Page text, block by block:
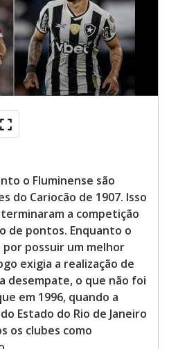
o Fluminense são
do Cariocão de 1907. Isso
a competição
de pontos. Enquanto o
por possuir um melhor
exigia a realização de
desempate, o que não foi
em 1996, quando a
Estado do Rio de Janeiro
os clubes como